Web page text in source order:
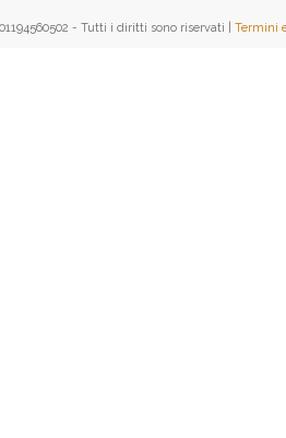
- Tutti i diritti sono riservati | Termini